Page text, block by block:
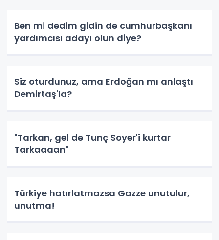
Ben mi dedim gidin de cumhurbaşkanı
yardımcısı adayı olun diye?
Siz oturdunuz, ama Erdoğan mı anlaştı
Demirtaş'la?
"Tarkan, gel de Tunç Soyer'i kurtar
Tarkaaaan"
Türkiye hatırlatmazsa Gazze unutulur,
unutma!